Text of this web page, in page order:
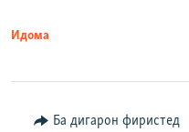
Идома
Ба дигарон фиристед